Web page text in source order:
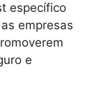
específico
empresas
e